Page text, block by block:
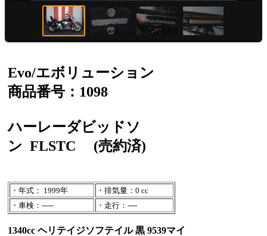
Evo/エボリューション
商品番号：1098
ハーレーダビッドソ
ン FLSTC (売約済)
・年式： 1999年
・排気量：0 cc
・車検：-----
・走行：----
1340cc ヘリテイジソフテイル 黒 9539マイ